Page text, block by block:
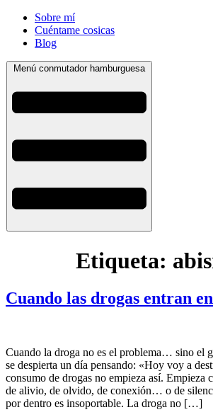
Sobre mí
Cuéntame cosicas
Blog
Menú conmutador hamburguesa
Etiqueta:
Cuando las drogas entran
Cuando la droga no es el problema… sino el
se despierta un día pensando: «Hoy voy a
consumo de drogas no empieza así. Empieza
de alivio, de olvido, de conexión… o de
por dentro es insoportable. La droga no […]